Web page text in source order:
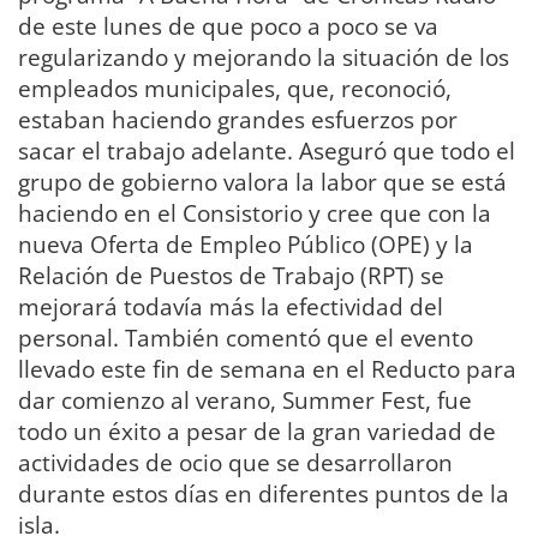
de este lunes de que poco a poco se va
regularizando y mejorando la situación de los
empleados municipales, que, reconoció,
estaban haciendo grandes esfuerzos por
sacar el trabajo adelante. Aseguró que todo el
grupo de gobierno valora la labor que se está
haciendo en el Consistorio y cree que con la
nueva Oferta de Empleo Público (OPE) y la
Relación de Puestos de Trabajo (RPT) se
mejorará todavía más la efectividad del
personal. También comentó que el evento
llevado este fin de semana en el Reducto para
dar comienzo al verano, Summer Fest, fue
todo un éxito a pesar de la gran variedad de
actividades de ocio que se desarrollaron
durante estos días en diferentes puntos de la
isla.